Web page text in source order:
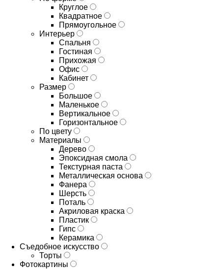
Круглое
Квадратное
Прямоугольное
Интерьер
Спальня
Гостиная
Прихожая
Офис
Кабинет
Размер
Большое
Маленькое
Вертикальное
Горизонтальное
По цвету
Материалы
Дерево
Эпоксидная смола
Текстурная паста
Металлическая основа
Фанера
Шерсть
Поталь
Акриловая краска
Пластик
Гипс
Керамика
Съедобное искусство
Торты
Фотокартины